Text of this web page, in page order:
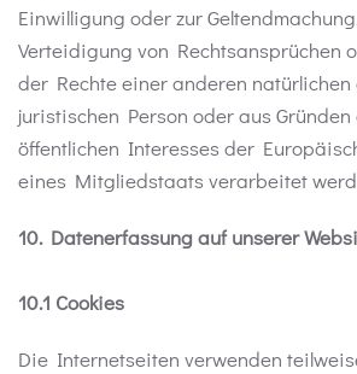
Einwilligung oder zur
Verteidigung von Rechtsansprüchen
der Rechte einer anderen natürlichen
juristischen Person oder aus
öffentlichen Interesses der
eines Mitgliedstaats verarbeitet
10. Datenerfassung auf unserer
10.1 Cookies
Die Internetseiten verwenden